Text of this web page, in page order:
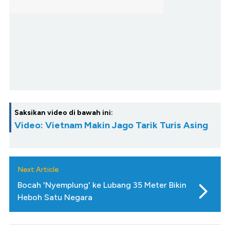
Saksikan video di bawah ini:
Video: Vietnam Makin Jago Tarik Turis Asing
Next Article
Bocah 'Nyemplung' ke Lubang 35 Meter Bikin
Heboh Satu Negara